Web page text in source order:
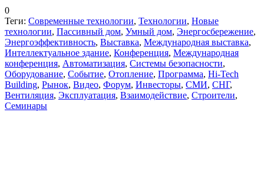
0
Теги: Современные технологии, Технологии, Новые
технологии, Пассивный дом, Умный дом, Энергосбережение,
Энергоэффективность, Выставка, Международная выставка,
Интеллектуальное здание, Конференция, Международная
конференция, Автоматизация, Системы безопасности,
Оборудование, Событие, Отопление, Программа, Hi-Tech
Building, Рынок, Видео, Форум, Инвесторы, СМИ, СНГ,
Вентиляция, Эксплуатация, Взаимодействие, Строители,
Семинары